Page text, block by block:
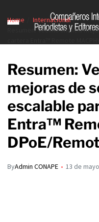
Home
Internacional
Resumen: Vecima anuncia
Resumen:
mejoras de
escalable
Entra™
DPoE/
ByAdmin CONAPE 13 de